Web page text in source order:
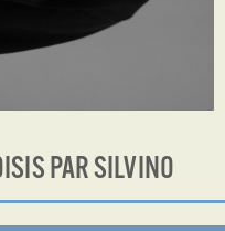
PAR SILVINO